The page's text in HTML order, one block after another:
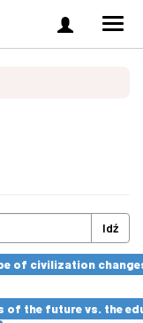
Zaloguj
się
Idź
of civilization
of the future vs. the